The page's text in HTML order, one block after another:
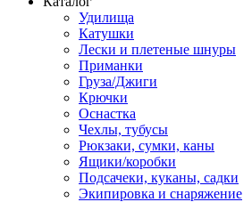
Удилища
Катушки
Лески и плетеные шнуры
Приманки
Груза/Джиги
Крючки
Оснастка
Чехлы, тубусы
Рюкзаки, сумки, каны
Ящики/коробки
Подсачеки, куканы, садки
Экипировка и снаряжение